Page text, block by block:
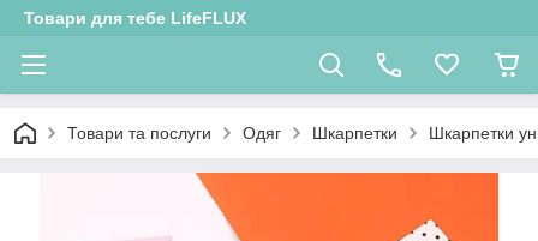
Товари для тебе LifeFLUX
Товари та послуги Одяг Шкарпетки Шкарпетки